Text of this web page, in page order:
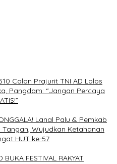
Calon Prajurit TNI AD Lolos
Pangdam: “Jangan Percaya
Lanal Palu & Pemkab
Wujudkan Ketahanan
HUT ke-57
BUKA FESTIVAL RAKYAT